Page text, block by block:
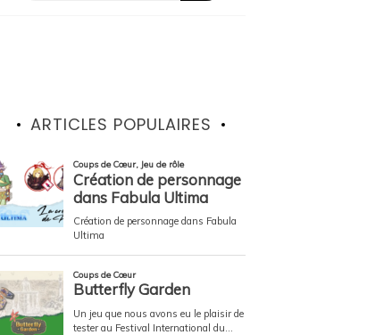
ARTICLES POPULAIRES